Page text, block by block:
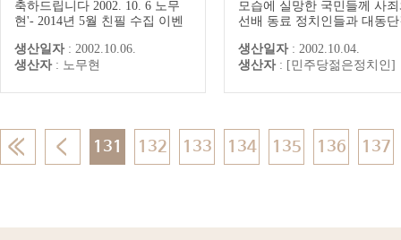
축하드립니다 2002. 10. 6 노무
현'- 2014년 5월 친필 수집 이벤
신협중앙회주관 전국 조합원 행
사에서 작성한 방명록 사본
생산일자 : 2002.10.06.
생산자 : 노무현
모습에 실망한 국민들께 사
선배 동료 정치인들과 대동
은 당당하게 입장을 밝혀 나
입니다.김선미(안성),김영술(
위원장),김태호(수원장안),노
우(수원팔달),배선영(서초갑
영길(인천계양),신동근(서,강
생산일자 : 2002.10.04.
생산자 : [민주당젊은정치인]
131 132 133 134 135 136 137